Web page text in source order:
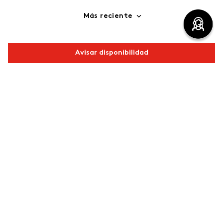
Avisar disponibilidad
Más reciente